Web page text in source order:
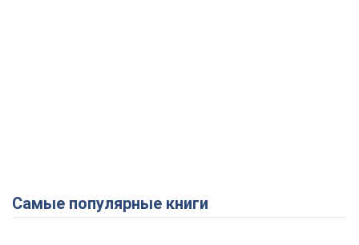
Самые популярные книги